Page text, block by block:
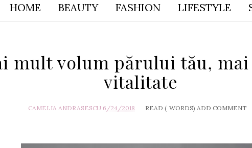
HOME BEAUTY FASHION LIFESTYLE
mult volum părului tău,
vitalitate
CAMELIA ANDRASESCU 6/24/2018 READ ( WORDS) ADD COMMENT